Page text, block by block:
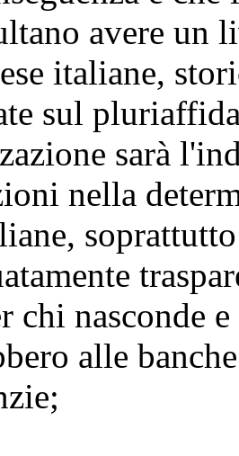
avere un
italiane,
sul
sarà
nella
chi nasconde
alle